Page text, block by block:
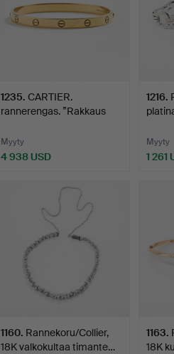
1235. CARTIER.
rannerengas. ”Rakkaus
Myyty
4 938 USD
1216.
Myyty
1 261
1160. Rannekoru/Collier,
18K valkokultaa timante…
1163.
18K